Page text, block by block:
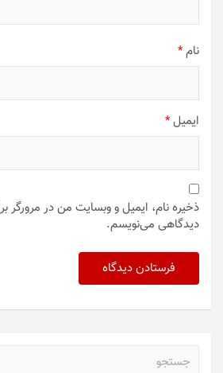
نام*
ایمیل*
ذخیره نام، ایمیل و وبسایت من در مرورگر
دیدگاهی می‌نویسم.